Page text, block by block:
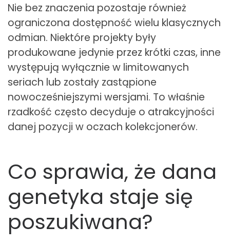
Nie bez znaczenia pozostaje również
ograniczona dostępność wielu klasycznych
odmian. Niektóre projekty były
produkowane jedynie przez krótki czas, inne
występują wyłącznie w limitowanych
seriach lub zostały zastąpione
nowocześniejszymi wersjami. To właśnie
rzadkość często decyduje o atrakcyjności
danej pozycji w oczach kolekcjonerów.
Co sprawia, że dana
genetyka staje się
poszukiwana?